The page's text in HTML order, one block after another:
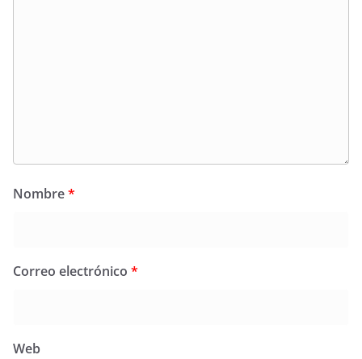
Nombre*
Correo electrónico *
Web